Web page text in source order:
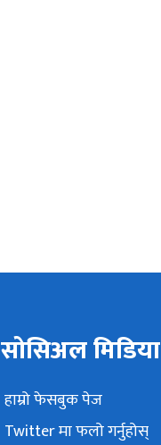
सोसिअल मिडिया
हाम्रो फेसबुक पेज
Twitter मा फलो गर्नुहोस्